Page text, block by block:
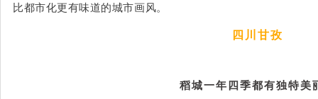
比都市化更有味道的城市画风。
四川甘孜
稻城一年四季都有独特美